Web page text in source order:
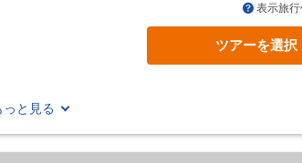
表示旅
ツアーを選択
っと見る